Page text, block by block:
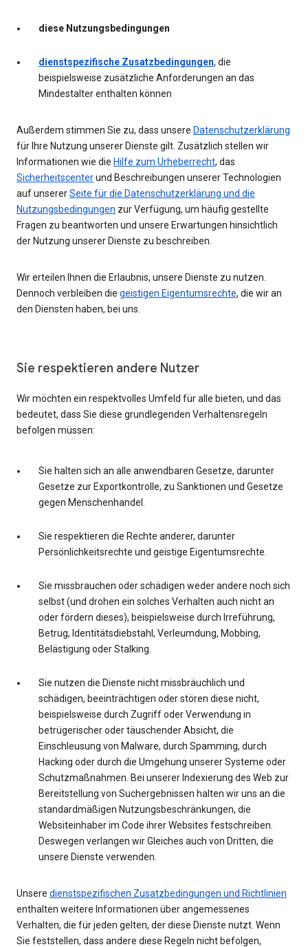
diese Nutzungsbedingungen
dienstspezifische Zusatzbedingungen, die
beispielsweise zusätzliche Anforderungen an das
Mindestalter enthalten können
Außerdem stimmen Sie zu, dass unsere Datenschutzerklärung
für Ihre Nutzung unserer Dienste gilt. Zusätzlich stellen wir
Informationen wie die Hilfe zum Urheberrecht, das
Sicherheitscenterund Beschreibungen unserer Technologien
auf unsererSeite für die Datenschutzerklärung und die
Nutzungsbedingungen zur Verfügung, um häufig gestellte
Fragen zu beantworten und unsere Erwartungen hinsichtlich
der Nutzung unserer Dienste zu beschreiben.
Wir erteilen Ihnen die Erlaubnis, unsere Dienste zu nutzen.
Dennoch verbleiben die geistigen Eigentumsrechte, die wir an
den Diensten haben, bei uns.
Sie respektieren andere Nutzer
Wir möchten ein respektvolles Umfeld für alle bieten, und das
bedeutet, dass Sie diese grundlegenden Verhaltensregeln
befolgen müssen:
Sie halten sich an alle anwendbaren Gesetze, darunter
Gesetze zur Exportkontrolle, zu Sanktionen und Gesetze
gegen Menschenhandel.
Sie respektieren die Rechte anderer, darunter
Persönlichkeitsrechte und geistige Eigentumsrechte.
Sie missbrauchen oder schädigen weder andere noch sich
selbst (und drohen ein solches Verhalten auch nicht an
oder fördern dieses), beispielsweise durch Irreführung,
Betrug, Identitätsdiebstahl, Verleumdung, Mobbing,
Belästigung oder Stalking.
Sie nutzen die Dienste nicht missbräuchlich und
schädigen, beeinträchtigen oder stören diese nicht,
beispielsweise durch Zugriff oder Verwendung in
betrügerischer oder täuschender Absicht, die
Einschleusung von Malware, durch Spamming, durch
Hacking oder durch die Umgehung unserer Systeme oder
Schutzmaßnahmen. Bei unserer Indexierung des Web zur
Bereitstellung von Suchergebnissen halten wir uns an die
standardmäßigen Nutzungsbeschränkungen, die
Websiteinhaber im Code ihrer Websites festschreiben.
Deswegen verlangen wir Gleiches auch von Dritten, die
unsere Dienste verwenden.
Unsere dienstspezifischen Zusatzbedingungen und Richtlinien
enthalten weitere Informationen über angemessenes
Verhalten, die für jeden gelten, der diese Dienste nutzt. Wenn
Sie feststellen, dass andere diese Regeln nicht befolgen,